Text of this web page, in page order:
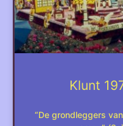
Klunt
“De grondleggers